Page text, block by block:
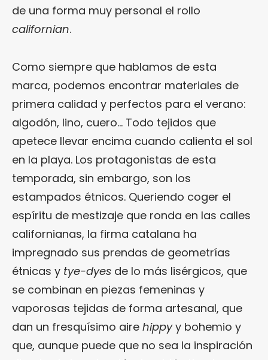
de una forma muy personal el rollo
californian.
Como siempre que hablamos de esta
marca, podemos encontrar materiales de
primera calidad y perfectos para el verano:
algodón, lino, cuero… Todo tejidos que
apetece llevar encima cuando calienta el sol
en la playa. Los protagonistas de esta
temporada, sin embargo, son los
estampados étnicos. Queriendo coger el
espíritu de mestizaje que ronda en las calles
californianas, la firma catalana ha
impregnado sus prendas de geometrías
étnicas y tye-dyes de lo más lisérgicos, que
se combinan en piezas femeninas y
vaporosas tejidas de forma artesanal, que
dan un fresquísimo aire hippyy bohemio y
que, aunque puede que no sea la inspiración